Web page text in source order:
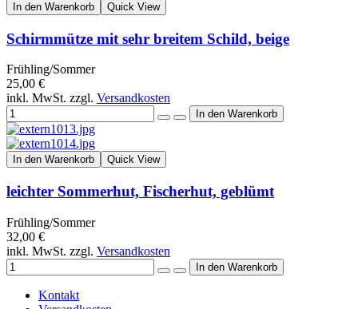
In den Warenkorb Quick View
Schirmmütze mit sehr breitem Schild, beige
Frühling/Sommer
25,00 €
inkl. MwSt. zzgl. Versandkosten
In den Warenkorb Quick View
leichter Sommerhut, Fischerhut, geblümt
Frühling/Sommer
32,00 €
inkl. MwSt. zzgl. Versandkosten
Kontakt